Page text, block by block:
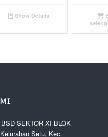
Show Details
SEKTOR XI BLOK
Setu, Kec.